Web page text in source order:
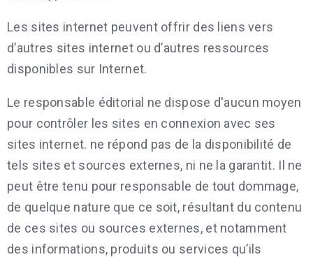
Les sites internet peuvent offrir des liens vers
d’autres sites internet ou d’autres ressources
disponibles sur Internet.
Le responsable éditorial ne dispose d'aucun moyen
pour contrôler les sites en connexion avec ses
sites internet. ne répond pas de la disponibilité de
tels sites et sources externes, ni ne la garantit. Il ne
peut être tenu pour responsable de tout dommage,
de quelque nature que ce soit, résultant du contenu
de ces sites ou sources externes, et notamment
des informations, produits ou services qu’ils